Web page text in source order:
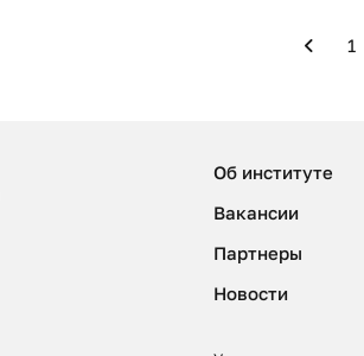
1
Об институте
Вакансии
Партнеры
Новости